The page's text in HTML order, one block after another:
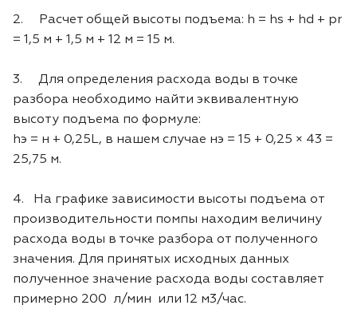
2. Расчет общей высоты подъема: h = hs + hd + pr
= 1,5 м + 1,5 м + 12 м = 15 м.
3. Для определения расхода воды в точке
разбора необходимо найти эквивалентную
высоту подъема по формуле:
hэ = н + 0,25L, в нашем случае нэ = 15 + 0,25 × 43 =
25,75 м.
4. На графике зависимости высоты подъема от
производительности помпы находим величину
расхода воды в точке разбора от полученного
значения. Для принятых исходных данных
полученное значение расхода воды составляет
примерно 200 л/мин или 12 м3/час.